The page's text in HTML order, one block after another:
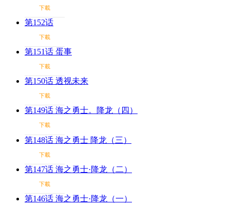
下載
第152话
下載
第151话 蛋事
下載
第150话 透视未来
下載
第149话 海之勇士。降龙（四）
下載
第148话 海之勇士 降龙（三）
下載
第147话 海之勇士·降龙（二）
下載
第146话 海之勇士·降龙（一）